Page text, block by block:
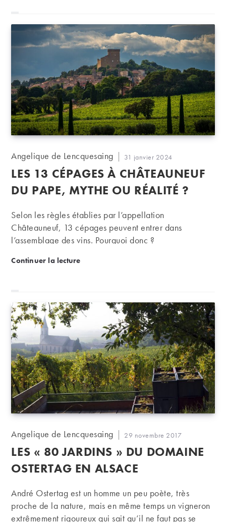
Auteur/autrice
la
publication :
Angelique de Lencquesaing
Publication
publiée :
31 janvier 2024
LES 13 CÉPAGES À CHÂTEAUNEUF
DU PAPE, MYTHE OU RÉALITÉ ?
Selon les règles établies par l’appellation
Châteauneuf, 13 cépages peuvent entrer dans
l’assemblage des vins. Pourquoi donc ?
Continuer la lectureLes 13 cépages à Châteauneuf du Pape, mythe ou
Auteur/autrice
la
publication :
Angelique de Lencquesaing
Publication
publiée :
29 novembre 2017
LES « 80 JARDINS » DU DOMAINE
OSTERTAG EN ALSACE
André Ostertag est un homme un peu poète, très
proche de la nature, mais en même temps un vigneron
extrêmement rigoureux qui sait qu’il ne faut pas se